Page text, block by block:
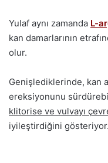
Yulaf aynı zamanda L-
kan damarlarının
olur.
Genişlediklerinde, kan
ereksiyonunu
klitorise ve vulvayı
iyileştirdiğini gösteriyor.